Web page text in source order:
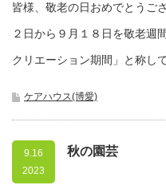
皆様、敬老の日おめでとうご
２日から９月１８日を敬老週
クリエーション期間」と称し
ケアハウス(博愛)
9.16
2023
秋の園芸